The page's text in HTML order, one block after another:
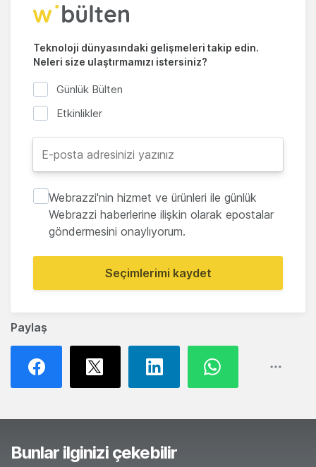
Paylaş
Teknoloji dünyasındaki gelişmeleri takip edin.
Neleri size ulaştırmamızı istersiniz?
Günlük Bülten
Etkinlikler
Webrazzi'nin hizmet ve ürünleri ile günlük
Webrazzi haberlerine ilişkin olarak epostalar
göndermesini onaylıyorum.
Seçimlerimi kaydet
Bunlar ilginizi çekebilir